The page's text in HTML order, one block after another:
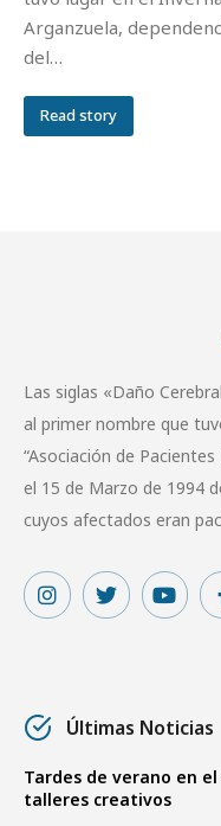
Arganzuela,
del…
Read story
Las siglas «Daño
al primer nombre que
“Asociación de
el 15 de Marzo de 1994
cuyos afectados eran
Últimas Noticias
Tardes de verano en
talleres creativos